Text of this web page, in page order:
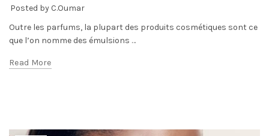
Posted by C.Oumar
Outre les parfums, la plupart des produits cosmétiques sont ce
que l’on nomme des émulsions …
Read More